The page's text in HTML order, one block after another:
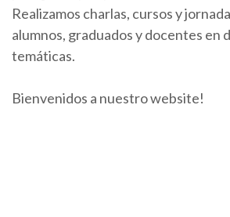
Realizamos charlas, cursos y
alumnos, graduados y docentes en
temáticas.
Bienvenidos a nuestro website!